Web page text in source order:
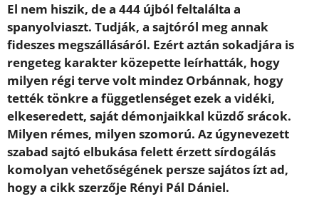
El nem hiszik, de a 444 újból feltalálta a
spanyolviaszt. Tudják, a sajtóról meg annak
fideszes megszállásáról. Ezért aztán sokadjára is
rengeteg karakter közepette leírhatták, hogy
milyen régi terve volt mindez Orbánnak, hogy
tették tönkre a függetlenséget ezek a vidéki,
elkeseredett, saját démonjaikkal küzdő srácok.
Milyen rémes, milyen szomorú. Az úgynevezett
szabad sajtó elbukása felett érzett sírdogálás
komolyan vehetőségének persze sajátos ízt ad,
hogy a cikk szerzője Rényi Pál Dániel.